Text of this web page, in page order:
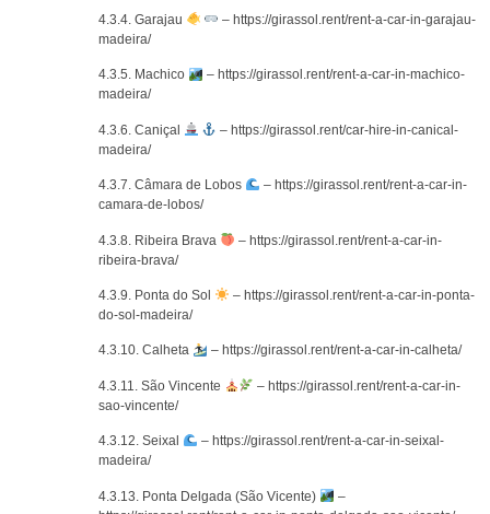
4.3.4. Garajau
– https://girassol.rent/rent-a-car-in-garajau-
madeira/
4.3.5. Machico
– https://girassol.rent/rent-a-car-in-machico-
madeira/
4.3.6. Caniçal
– https://girassol.rent/car-hire-in-canical-
madeira/
4.3.7. Câmara de Lobos
– https://girassol.rent/rent-a-car-in-
camara-de-lobos/
4.3.8. Ribeira Brava
– https://girassol.rent/rent-a-car-in-
ribeira-brava/
4.3.9. Ponta do Sol
– https://girassol.rent/rent-a-car-in-ponta-
do-sol-madeira/
4.3.10. Calheta – https://girassol.rent/rent-a-car-in-calheta/
4.3.11. São Vincente
– https://girassol.rent/rent-a-car-in-
sao-vincente/
4.3.12. Seixal
– https://girassol.rent/rent-a-car-in-seixal-
madeira/
4.3.13. Ponta Delgada (São Vicente)
–